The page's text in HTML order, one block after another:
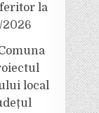
la
local